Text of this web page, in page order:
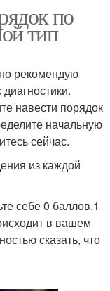
по
тип
рекомендую
навести порядок
начальную
сейчас.
из каждой
себе 0 баллов.1
в вашем
сказать, что